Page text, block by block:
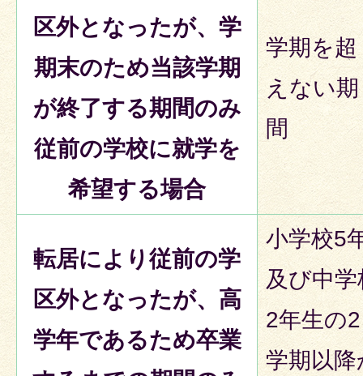
区外となったが、学
期末のため当該学期
が終了する期間のみ
従前の学校に就学を
希望する場合
学期を超
えない期
間
転居により従前の学
区外となったが、高
学年であるため卒業
小学校5
及び中学
2年生の2
学期以降